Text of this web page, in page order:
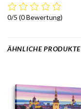
0/5 (0 Bewertung)
ÄHNLICHE PRODUKTE